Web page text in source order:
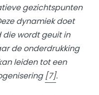
gezichtspunten
dynamiek doet
die wordt geuit in
de onderdrukking
leiden tot een
[7].